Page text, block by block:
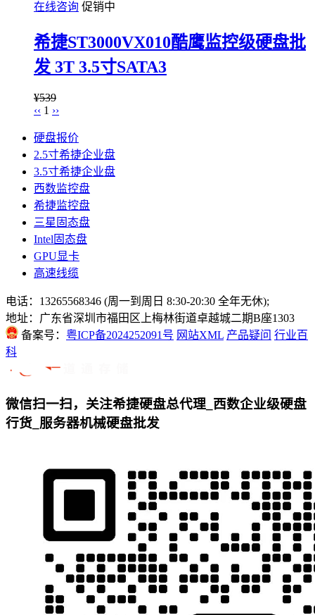
在线咨询 促销中
希捷ST3000VX010酷鹰监控级硬盘批
发 3T 3.5寸SATA3
¥539
‹‹ 1 ››
硬盘报价
2.5寸希捷企业盘
3.5寸希捷企业盘
西数监控盘
希捷监控盘
三星固态盘
Intel固态盘
GPU显卡
高速线缆
电话：13265568346 (周一到周日 8:30-20:30 全年无休);
地址：广东省深圳市福田区上梅林街道卓越城二期B座1303
备案号： 粤ICP备2024252091号 网站XML 产品疑问 行业百
科
微信扫一扫，关注希捷硬盘总代理_西数企业级硬盘
行货_服务器机械硬盘批发